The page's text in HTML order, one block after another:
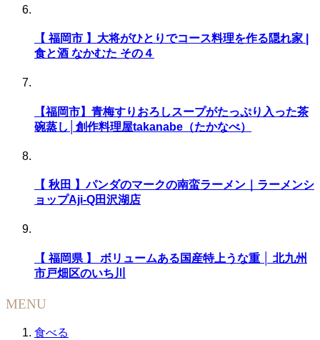
【 福岡市 】大将がひとりでコース料理を作る隠れ家 |
食と酒 なかむた その４
【福岡市】青梅すりおろしスープがたっぷり入った茶
碗蒸し│創作料理屋takanabe（たかなべ）
【 秋田 】パンダのマークの南蛮ラーメン｜ラーメンシ
ョップAji-Q田沢湖店
【 福岡県 】 ボリュームある国産特上うな重 │ 北九州
市戸畑区のいち川
MENU
食べる